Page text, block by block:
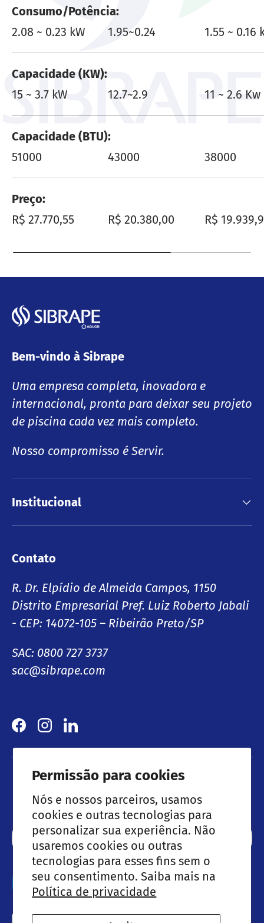
Permissão para cookies
Nós e nossos parceiros, usamos
cookies e outras tecnologias para
personalizar sua experiência. Não
usaremos cookies ou outras
tecnologias para esses fins sem o
seu consentimento. Saiba mais na
Política de privacidade
Consumo/Potência
2.08 ~ 0.23 kW
1.95~0.24 1.55 ~ 0.16
Capacidade (KW)
15 ~ 3.7 kW
12.7~2.9 11 ~ 2.6 Kw
Capacidade (BTU)
51000
43000 38000
Preço
Preço normal
R$ 27.770,55 Preço normal
R$ 20.380,00 Preço
R$
Bem-vindo à Sibrape
Uma empresa completa, inovadora e
internacional, pronta para deixar seu projeto
de piscina cada vez mais completo.
Nosso compromisso é Servir.
Institucional
Contato
R. Dr. Elpídio de Almeida Campos, 1150
Distrito Empresarial Pref. Luiz Roberto Jabali
- CEP: 14072-105 – Ribeirão Preto/SP
SAC: 0800 727 3737
sac@sibrape.com
Facebook
InstagramLinkedIn
Lançamentos & Ofertas especiais
Email
Métodos de pagamento aceites